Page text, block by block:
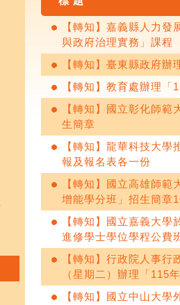
【轉知】嘉義縣人力
與政府治理實務」課程
【轉知】臺東縣政府
【轉知】教育處辦理
【轉知】國立彰化師
生簡章
【轉知】龍華科技大
報及報名表各一份
【轉知】國立高雄師
增能學分班」招生簡章
【轉知】國立嘉義大
進修學士學位學程公費
【轉知】行政院人事
（星期二）辦理「115
【轉知】國立中山大